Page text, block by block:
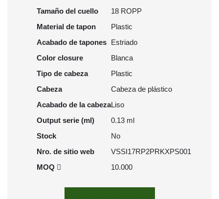
Tamaño del cuello
18 ROPP
Material de tapon
Plastic
Acabado de tapones Estriado
Color closure
Blanca
Tipo de cabeza
Plastic
Cabeza
Cabeza de plástico
Acabado de la cabezaLiso
Output serie (ml)
0.13 ml
Stock
No
Nro. de sitio web
VSSI17RP2PRKXPS001
MOQ
10.000